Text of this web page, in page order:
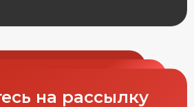
на рассылку